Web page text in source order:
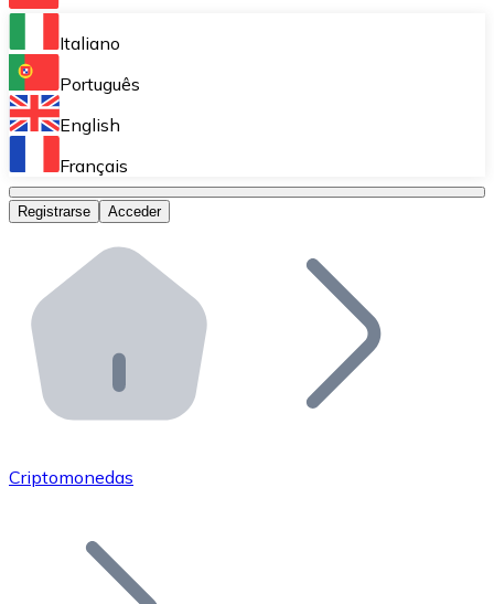
Bitnovo Ramp
Integra nuestra solución en tu plataforma.
Bitnovo Giftcards
Bitnovo OTC
Bitnovo ATM
Integra un ATM Bitnovo en tu negocio y permite que
Bitnovo API
Integra nuestra API en tu ecosistema.
Únete a nuestra red de distribuidores.
Añade tu proyecto a nuestro ecosistema.
Italiano
Português
English
Français
Registrarse Acceder
Criptomonedas